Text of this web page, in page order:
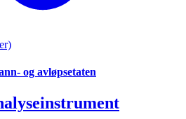
og avløpsetaten